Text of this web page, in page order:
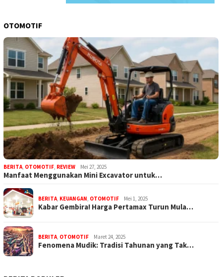
OTOMOTIF
BERITA OTOMOTIF REVIEW Mei 27, 2025
Manfaat Menggunakan Mini Excavator untuk…
BERITA KEUANGAN OTOMOTIF Mei 1, 2025
Kabar Gembira! Harga Pertamax Turun Mula…
BERITA OTOMOTIF Maret 24, 2025
Fenomena Mudik: Tradisi Tahunan yang Tak…